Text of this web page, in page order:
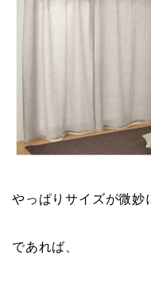
やっぱりサイズが微妙
であれば、